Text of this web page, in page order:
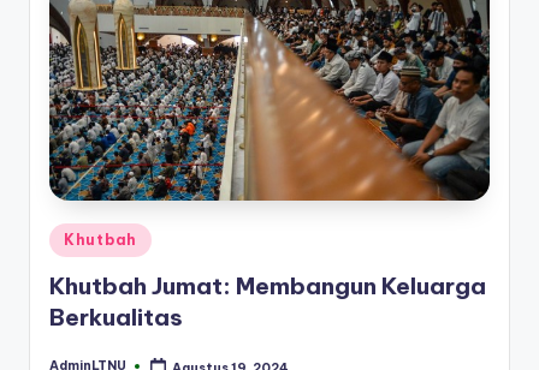
Posted
in
Khutbah
Khutbah Jumat: Membangun Keluarga
Berkualitas
AdminLTNU